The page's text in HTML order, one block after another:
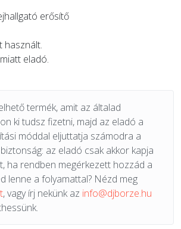
erősítő
használt.
eladó.
termék, amit az általad
ki tudsz fizetni, majd az eladó a
móddal eljuttatja számodra a
az eladó csak akkor kapja
ha rendben megérkezett hozzád a
lenne a folyamattal? Nézd meg
, vagy írj nekünk az info@djborze.hu